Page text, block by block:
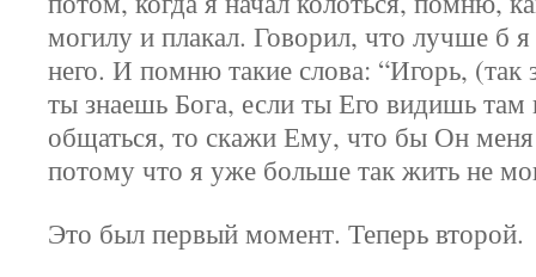
могилу и плакал. Говорил, что лучше б
него. И помню такие слова: “Игорь, (так
ты знаешь Бога, если ты Его видишь
общаться, то скажи Ему, что бы Он меня
потому что я уже больше так жить не
Это был первый момент. Теперь второй.